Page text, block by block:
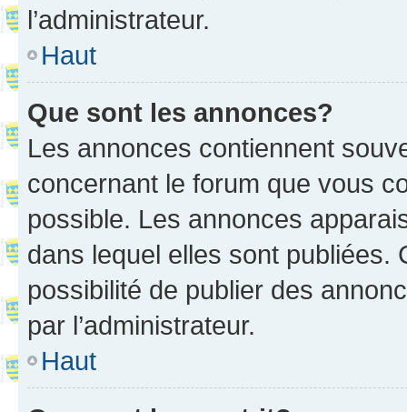
l’administrateur.
Haut
Que sont les annonces?
Les annonces contiennent
concernant le forum que vous
possible. Les annonces
dans lequel elles sont publiées.
possibilité de publier des
par l’administrateur.
Haut